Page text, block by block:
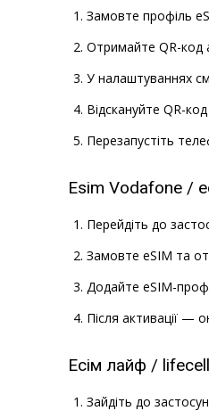
Замовте профіль
Отримайте QR-код
У налаштуваннях
Відскануйте QR-
Перезапустіть
Esim Vodafone /
Перейдіть до
Замовте eSIM та
Додайте eSIM-
Після активації —
Есім лайф /
Зайдіть до